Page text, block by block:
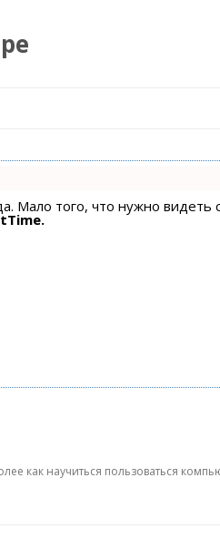
Мало того, что нужно
как научиться пользоваться